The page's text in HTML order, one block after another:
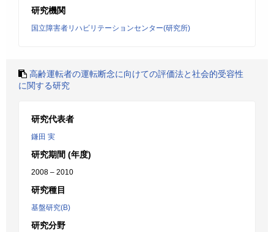
研究機関
国立障害者リハビリテーションセンター(研究所)
高齢運転者の運転断念に向けての評価法と社会的受容性
に関する研究
研究代表者
鎌田 実
研究期間 (年度)
2008 – 2010
研究種目
基盤研究(B)
研究分野